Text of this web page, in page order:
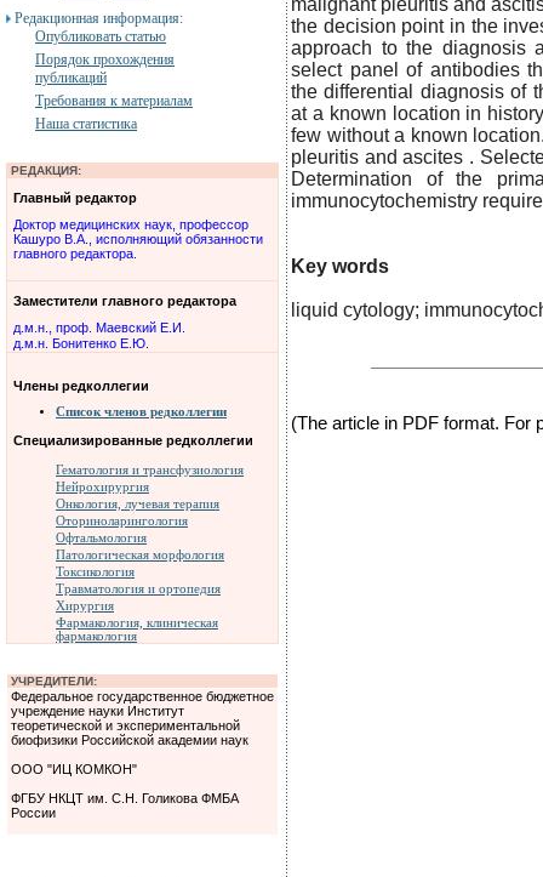
Редакционная информация:
Опубликовать статью
Порядок прохождения
публикаций
Требования к материалам
Наша статистика
РЕДАКЦИЯ:
Главный редактор
Доктор медицинских наук, профессор
Кашуро В.А., исполняющий обязанности
главного редактора.
Заместители главного редактора
д.м.н., проф. Маевский Е.И.
д.м.н. Бонитенко Е.Ю.
Члены редколлегии
Список членов редколлегии
Специализированные редколлегии
Гематология и трансфузиология
Нейрохирургия
Онкология, лучевая терапия
Оториноларингология
Офтальмология
Патологическая морфология
Токсикология
Травматология и ортопедия
Хирургия
Фармакология, клиническая
фармакология
УЧРЕДИТЕЛИ:
Федеральное государственное бюджетное
учреждение науки Институт
теоретической и экспериментальной
биофизики Российской академии наук
ООО "ИЦ КОМКОН"
ФГБУ НКЦТ им. С.Н. Голикова ФМБА
России
malignant pleuritis and
the decision point in the
approach to the diagnosis
select panel of antibodies
the differential diagnosis of
at a known location in
few without a known
pleuritis and ascites .
Determination of the
immunocytochemistry
Key words
liquid cytology;
(The article in PDF format. For